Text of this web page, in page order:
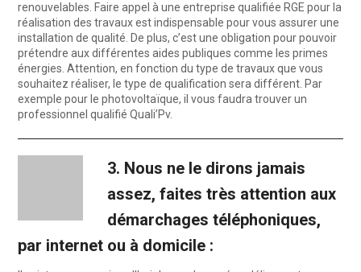
renouvelables. Faire appel à une entreprise qualifiée RGE pour la
réalisation des travaux est indispensable pour vous assurer une
installation de qualité. De plus, c’est une obligation pour pouvoir
prétendre aux différentes aides publiques comme les primes
énergies. Attention, en fonction du type de travaux que vous
souhaitez réaliser, le type de qualification sera différent. Par
exemple pour le photovoltaïque, il vous faudra trouver un
professionnel qualifié Quali’Pv.
3. Nous ne le dirons jamais
assez, faites très attention aux
démarchages téléphoniques,
par internet ou à domicile :